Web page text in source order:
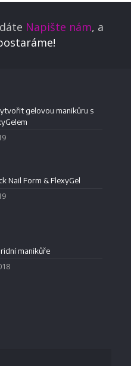
Napište nám, a
gelovou manikůru s
Nail Form & FlexyGel
manikůře